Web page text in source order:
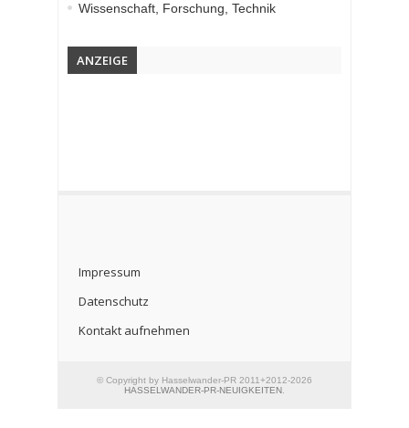
Wissenschaft, Forschung, Technik
ANZEIGE
Impressum
Datenschutz
Kontakt aufnehmen
© Copyright by Hasselwander-PR 2011+2012-2026
HASSELWANDER-PR-NEUIGKEITEN.